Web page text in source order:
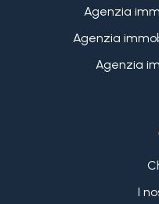
1.800 m2 curato
all'inglese e tipiche
di 84 m2 su due
culmina con la
Agenzia
Agenzia
Agenzia
I